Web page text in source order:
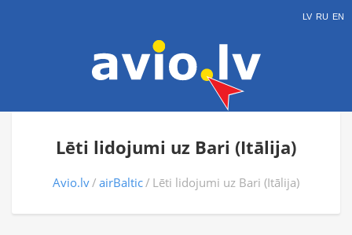
LV RU EN
Lēti lidojumi uz Bari (Itālija)
Avio.lv airBaltic Lēti lidojumi uz Bari (Itālija)